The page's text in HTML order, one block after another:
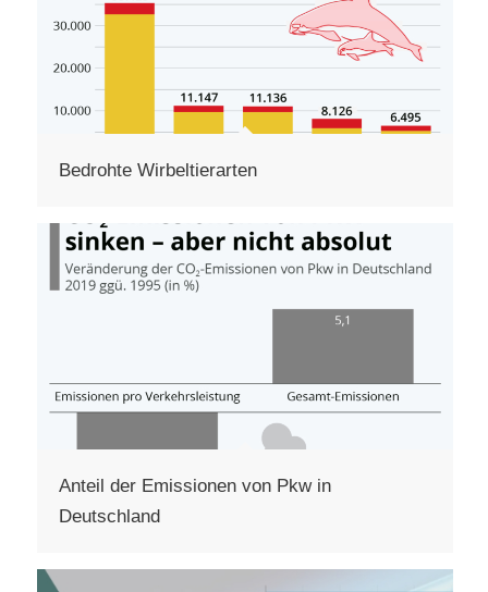
Bedrohte Wirbeltierarten
Anteil der Emissionen von Pkw in
Deutschland